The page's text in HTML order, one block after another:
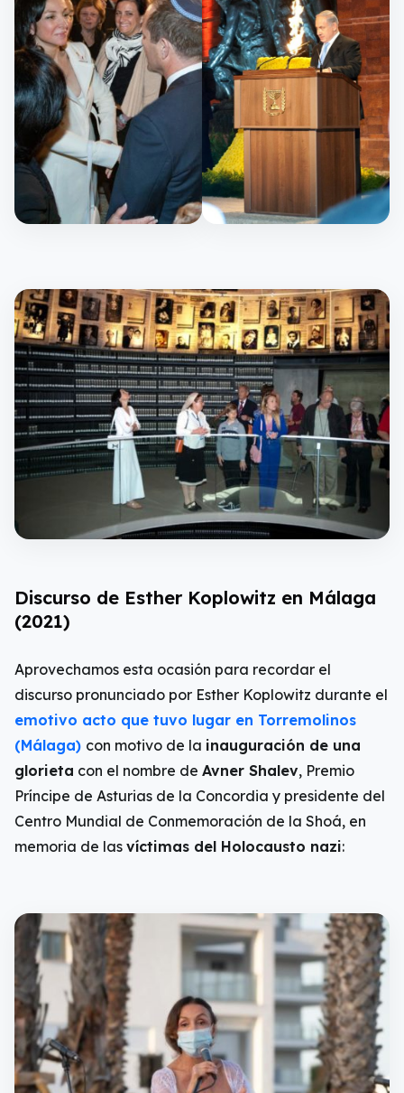
Discurso de Esther Koplowitz en Málaga
(2021)
Aprovechamos esta ocasión para recordar el
discurso pronunciado por Esther Koplowitz durante el
emotivo acto que tuvo lugar en Torremolinos
(Málaga) con motivo de la inauguración de una
glorieta con el nombre de Avner Shalev, Premio
Príncipe de Asturias de la Concordia y presidente del
Centro Mundial de Conmemoración de la Shoá, en
memoria de las víctimas del Holocausto nazi: